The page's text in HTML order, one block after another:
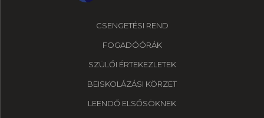
CSENGETÉSI REND
FOGADÓÓRÁK
SZÜLŐI ÉRTEKEZLETEK
BEISKOLÁZÁSI KÖRZET
LEENDŐ ELSŐSÖKNEK